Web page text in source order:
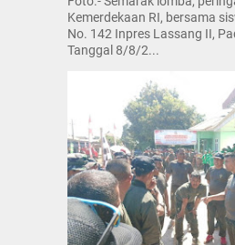
Kemerdekaan RI, bersama
No. 142 Inpres Lassang II,
Tanggal 8/8/2...